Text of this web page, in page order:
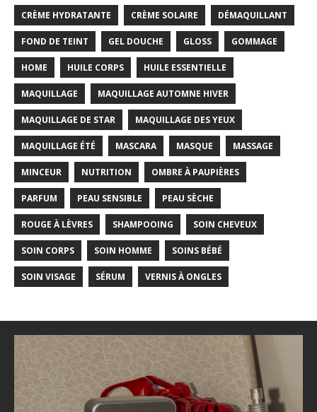
CRÈME HYDRATANTE CRÈME SOLAIRE DÉMAQUILLANT
FOND DE TEINT GEL DOUCHE GLOSS GOMMAGE
HOME HUILE CORPS HUILE ESSENTIELLE
MAQUILLAGE MAQUILLAGE AUTOMNE HIVER
MAQUILLAGE DE STAR MAQUILLAGE DES YEUX
MAQUILLAGE ÉTÉ MASCARA MASQUE MASSAGE
MINCEUR NUTRITION OMBRE À PAUPIÈRES
PARFUM PEAU SENSIBLE PEAU SÈCHE
ROUGE À LÈVRES SHAMPOOING SOIN CHEVEUX
SOIN CORPS SOIN HOMME SOINS BÉBÉ
SOIN VISAGE SÉRUM VERNIS À ONGLES